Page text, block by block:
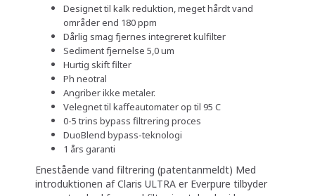
Designet til kalk reduktion, meget hårdt vand
områder end 180 ppm
Dårlig smag fjernes integreret kulfilter
Sediment fjernelse 5,0 um
Hurtig skift filter
Ph neotral
Angriber ikke metaler.
Velegnet til kaffeautomater op til 95 C
0-5 trins bypass filtrering proces
DuoBlend bypass-teknologi
1 års garanti
Enestående vand filtrering (patentanmeldt) Med
introduktionen af Claris ULTRA er Everpure tilbyder